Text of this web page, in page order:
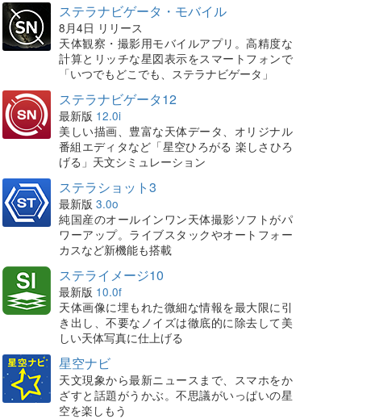
ステラナビゲータ・モバイル
8月4日 リリース
天体観察・撮影用モバイルアプリ。高精度な
計算とリッチな星図表示をスマートフォンで
「いつでもどこでも、ステラナビゲータ」
ステラナビゲータ12
最新版 12.0i
美しい描画、豊富な天体データ、オリジナル
番組エディタなど「星空ひろがる 楽しさひろ
げる」天文シミュレーション
ステラショット3
最新版 3.0o
純国産のオールインワン天体撮影ソフトがパ
ワーアップ。ライブスタックやオートフォー
カスなど新機能も搭載
ステライメージ10
最新版 10.0f
天体画像に埋もれた微細な情報を最大限に引
き出し、不要なノイズは徹底的に除去して美
しい天体写真に仕上げる
星空ナビ
天文現象から最新ニュースまで、スマホをか
ざすと話題がうかぶ。不思議がいっぱいの星
空を楽しもう